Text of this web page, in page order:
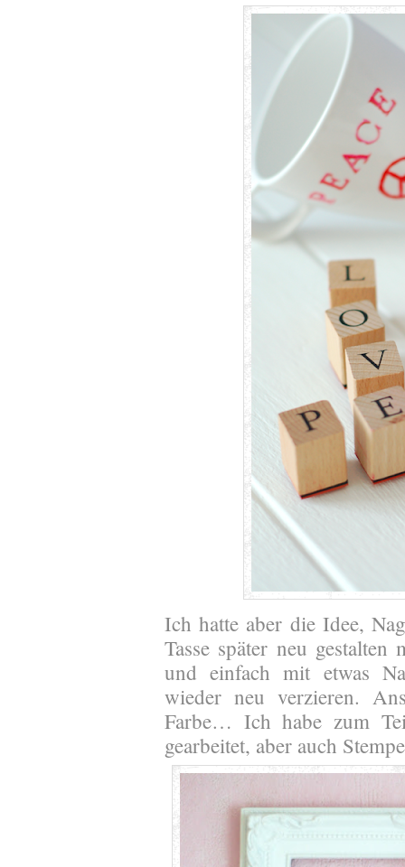
Ich hatte aber die Idee,
Tasse später neu
und einfach mit etwas
wieder neu verzieren.
Farbe… Ich habe zum
gearbeitet, aber auch